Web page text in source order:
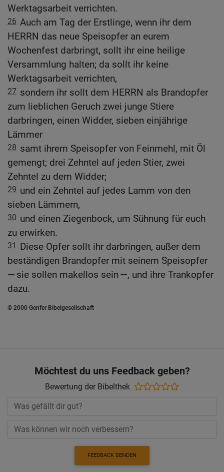
Werktagsarbeit verrichten.
26 Auch am Tag der Erstlinge, wenn ihr dem
HERRN das neue Speisopfer an eurem
Wochenfest darbringt, sollt ihr eine heilige
Versammlung halten; da sollt ihr keine
Werktagsarbeit verrichten,
27 sondern ihr sollt dem HERRN als Brandopfer
zum lieblichen Geruch zwei junge Stiere
darbringen, einen Widder, sieben einjährige
Lämmer
28 samt ihrem Speisopfer von Feinmehl, mit Öl
gemengt; drei Zehntel auf jeden Stier, zwei
Zehntel zu dem Widder;
29 und ein Zehntel auf jedes Lamm von den
sieben Lämmern,
30 und einen Ziegenbock, um Sühnung für euch
zu erwirken.
31
Diese Opfer sollt ihr darbringen, außer dem
beständigen Brandopfer mit seinem Speisopfer
— sie sollen makellos sein —, und ihre Trankopfer
dazu.
© 2000 Genfer Bibelgesellschaft
Möchtest du uns Feedback geben?
Bewertung der Bibelthek
FEEDBACK SENDEN